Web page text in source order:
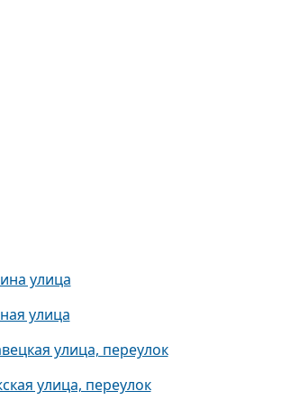
улица
улица
улица, переулок
улица, переулок